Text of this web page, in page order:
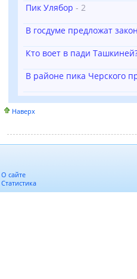
Пик Улябор - 2
В госдуме предложат
Кто воет в пади
В районе пика Черского
Наверх
О сайте
Статистика